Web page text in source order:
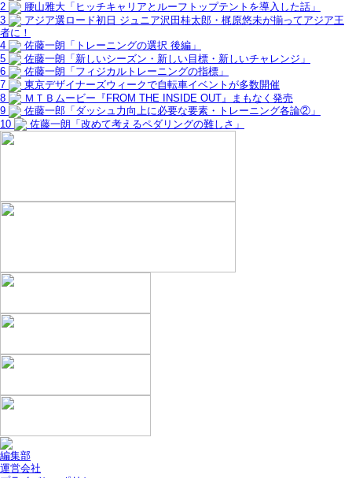
2
腰山雅大「ヒッチキャリアとルーフトップテントを導入した話」
3
アジア選ロード初日 ジュニア沢田桂太郎・梶原悠未が揃ってアジア王
者に！
4
佐藤一朗「トレーニングの選択 後編」
5
佐藤一朗「新しいシーズン・新しい目標・新しいチャレンジ」
6
佐藤一朗「フィジカルトレーニングの指標」
7
東京デザイナーズウィークで自転車イベントが多数開催
8
ＭＴＢムービー『FROM THE INSIDE OUT』まもなく発売
9
佐藤一郎「ダッシュ力向上に必要な要素・トレーニング各論②」
10
佐藤一朗「改めて考えるペダリングの難しさ」
編集部
運営会社